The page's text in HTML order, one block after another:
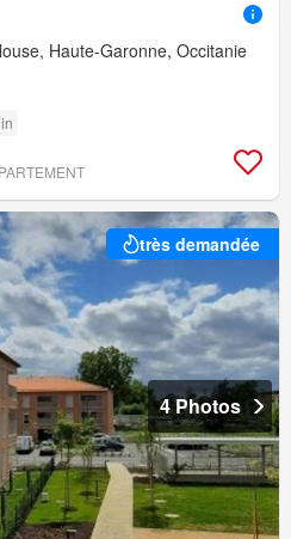
Haute-Garonne, Occitanie
très demandée
4 Photos